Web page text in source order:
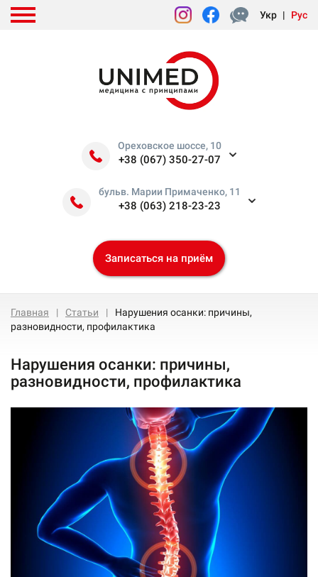
Укр | Рус
Ореховское шоссе, 10
+38 (067) 350-27-07
бульв. Марии Примаченко, 11
+38 (063) 218-23-23
Записаться на приём
Главная Статьи
Нарушения осанки: причины,
разновидности, профилактика
Нарушения осанки: причины,
разновидности, профилактика